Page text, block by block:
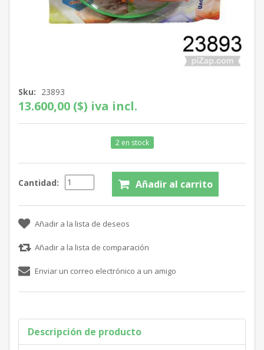
Sku: 23893
13.600,00 ($) iva incl.
2 en stock
Cantidad:
Descripción de producto